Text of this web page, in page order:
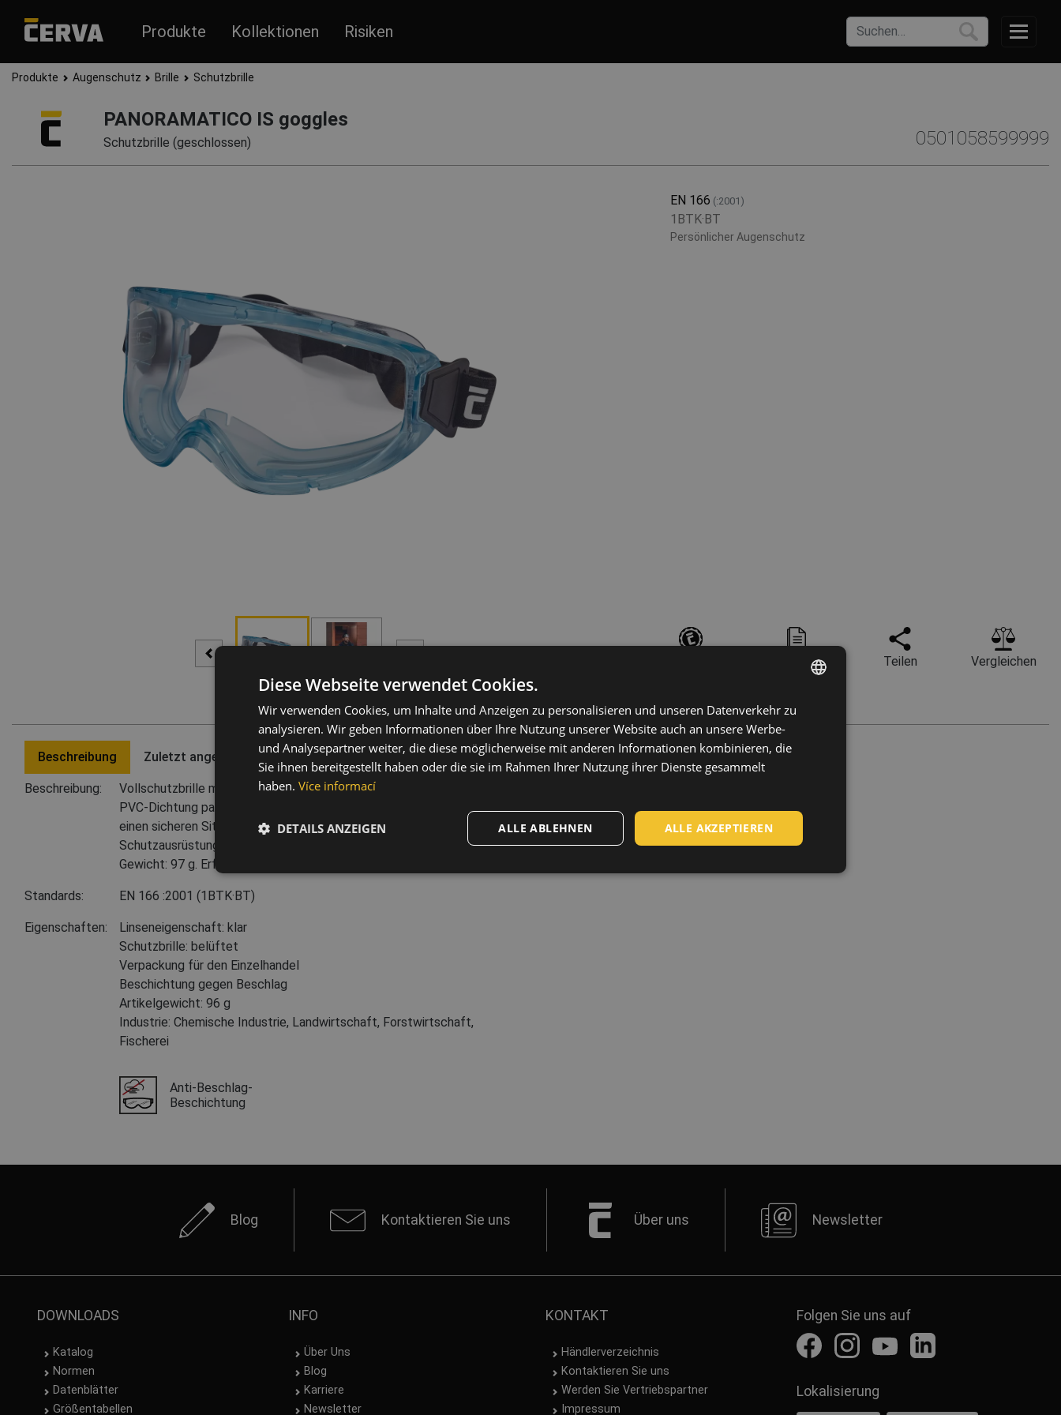
Produkte Kollektionen Risiken
Produkte Augenschutz Brille Schutzbrille
PANORAMATICO IS goggles
Schutzbrille (geschlossen) 0501058599999
EN 166 (:2001)
1BTK·BT
Persönlicher Augenschutz
Technisches
Datenblatt
Teilen Vergleichen
Beschreibung Zuletzt angesehene Artikel
Beschreibung:
Vollschutzbrille mit indirekter Belüftung und weitem Sichtfeld. Die
PVC-Dichtung passt sich perfekt an das Gesicht an und sorgt für
einen sicheren Sitz. Kompatibel mit anderen persönlichen
Schutzausrüstungen wie Atemschutzmasken und Gehörschutz.
Gewicht: 97 g. Erfüllt EN166 BT Standards.
Standards: EN 166 :2001 (1BTK·BT)
Eigenschaften:
Linseneigenschaft: klar
Schutzbrille: belüftet
Verpackung für den Einzelhandel
Beschichtung gegen Beschlag
Artikelgewicht: 96 g
Industrie: Chemische Industrie, Landwirtschaft, Forstwirtschaft,
Fischerei
Anti-Beschlag-
Beschichtung
Blog Kontaktieren Sie uns Über uns Newsletter
DOWNLOADS
Katalog
Normen
Datenblätter
Größentabellen
INFO
Über Uns
Blog
Karriere
Newsletter
KONTAKT
Händlerverzeichnis
Kontaktieren Sie uns
Werden Sie Vertriebspartner
Impressum
Folgen Sie uns auf
Lokalisierung
ENGLISH
CZECH
ROMANIAN
Diese Webseite verwendet Cookies.
Wir verwenden Cookies, um Inhalte und Anzeigen zu personalisieren und unseren Datenverkehr zu
analysieren. Wir geben Informationen über Ihre Nutzung unserer Website auch an unsere Werbe-
und Analysepartner weiter, die diese möglicherweise mit anderen Informationen kombinieren, die
Sie ihnen bereitgestellt haben oder die sie im Rahmen Ihrer Nutzung ihrer Dienste gesammelt
haben. Více informací
ALLE AKZEPTIEREN
ALLE ABLEHNEN
DETAILS ANZEIGEN